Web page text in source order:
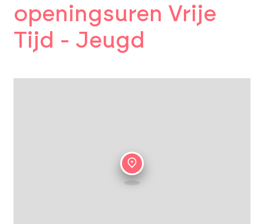
openingsuren Vrije
Tijd - Jeugd